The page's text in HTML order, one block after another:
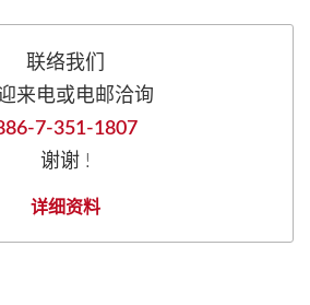
联络我们
来电或电邮洽询
7-351-1807
谢谢 !
详细资料